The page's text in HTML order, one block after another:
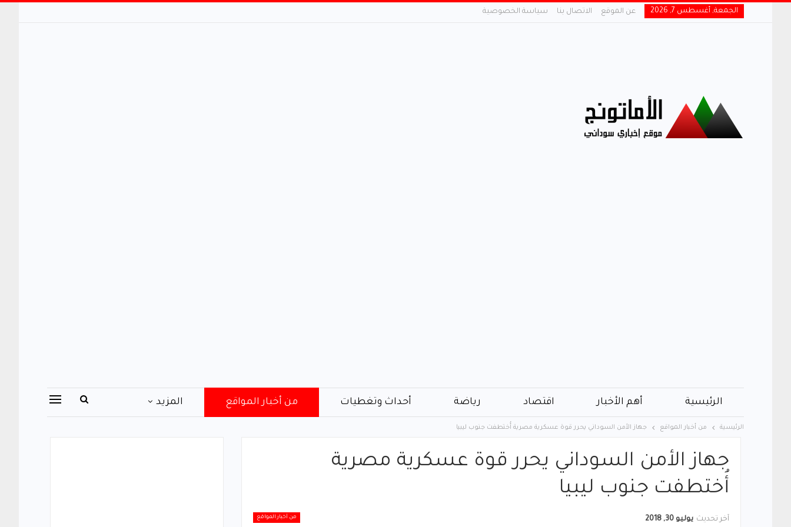
الجمعة, أغسطس 7, 2026 عن الموقع الاتصال بنا سياسة الخصوصية
الرئيسية أهم الأخبار اقتصاد رياضة أحداث وتغطيات من أخبار المواقع المزيد
الرئيسية من أخبار المواقع جهاز الأمن السوداني يحرر قوة عسكرية مصرية أُختطفت جنوب ليبيا
جهاز الأمن السوداني يحرر قوة عسكرية مصرية
أُختطفت جنوب ليبيا
من أخبار المواقع آخر تحديث يوليو 30, 2018